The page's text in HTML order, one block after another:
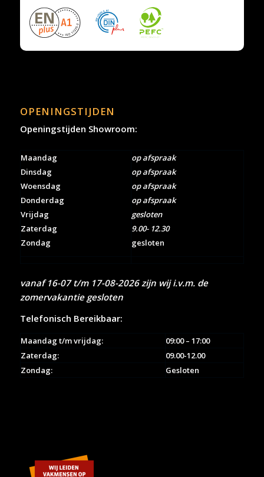
OPENINGSTIJDEN
Openingstijden Showroom:
Maandag
Dinsdag
Woensdag
Donderdag
Vrijdag
Zaterdag
Zondag
op afspraak
op afspraak
op afspraak
op afspraak
gesloten
9.00- 12.30
gesloten
vanaf 16-07 t/m 17-08-2026 zijn wij i.v.m. de
zomervakantie gesloten
Telefonisch Bereikbaar:
Maandag t/m vrijdag:
09:00 – 17:00
Zaterdag:
09.00-12.00
Zondag:
Gesloten